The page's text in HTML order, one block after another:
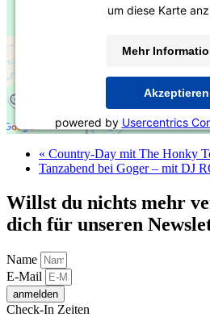
um diese Karte
Mehr
Akzeptieren
powered by Usercentrics
« Country-Day mit The Honky
Tanzabend bei Goger – mit DJ
Willst du nichts mehr
dich für unseren
Name
E-Mail
anmelden
Check-In Zeiten